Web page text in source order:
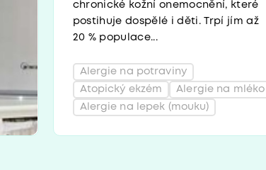
chronické kožní onemocnění, které
postihuje dospělé i děti. Trpí jím až
20 % populace...
Alergie na lepek (mouku)
Atopický ekzém Alergie na mléko
Alergie na potraviny